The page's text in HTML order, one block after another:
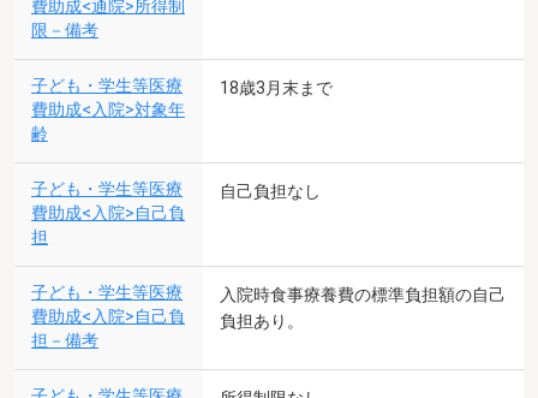
費助成<通院>所得制
限－備考
子ども・学生等医療
費助成<入院>対象年
齢
18歳3月末まで
子ども・学生等医療
費助成<入院>自己負
担
自己負担なし
子ども・学生等医療
費助成<入院>自己負
担－備考
入院時食事療養費の標準負担額の自己
負担あり。